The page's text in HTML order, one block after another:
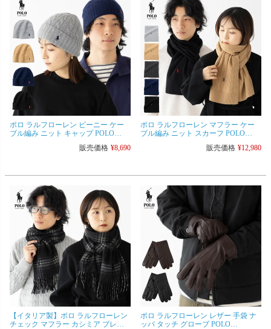
ポロ ラルフローレン ビーニー ケー
ブル編み ニット キャップ POLO
販売価格 ¥8,690
ポロ ラルフローレン マフラー ケー
ブル編み ニット スカーフ POLO
販売価格 ¥12,980
【イタリア製】ポロ ラルフローレン
チェック マフラー カシミア ブレン
ポロ ラルフローレン レザー 手袋 ナ
ッパ タッチ グローブ POLO